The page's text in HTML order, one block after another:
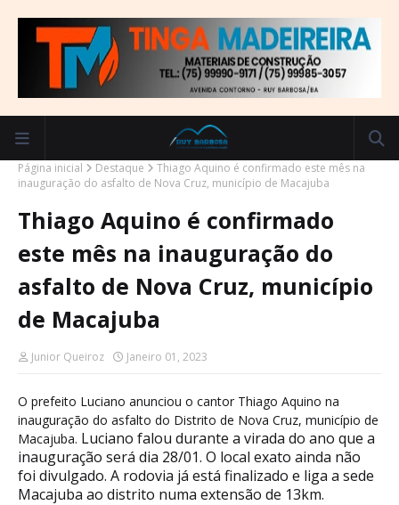
Página inicial Destaque
Thiago Aquino é confirmado este mês na
inauguração do asfalto de Nova Cruz, município de Macajuba
Thiago Aquino é confirmado
este mês na inauguração do
asfalto de Nova Cruz, município
de Macajuba
Junior Queiroz Janeiro 01, 2023
O prefeito Luciano anunciou o cantor Thiago Aquino na
inauguração do asfalto do Distrito de Nova Cruz, município de
Macajuba. Luciano falou durante a virada do ano que a
inauguração será dia 28/01. O local exato ainda não
foi divulgado. A rodovia já está finalizado e liga a sede
Macajuba ao distrito numa extensão de 13km.